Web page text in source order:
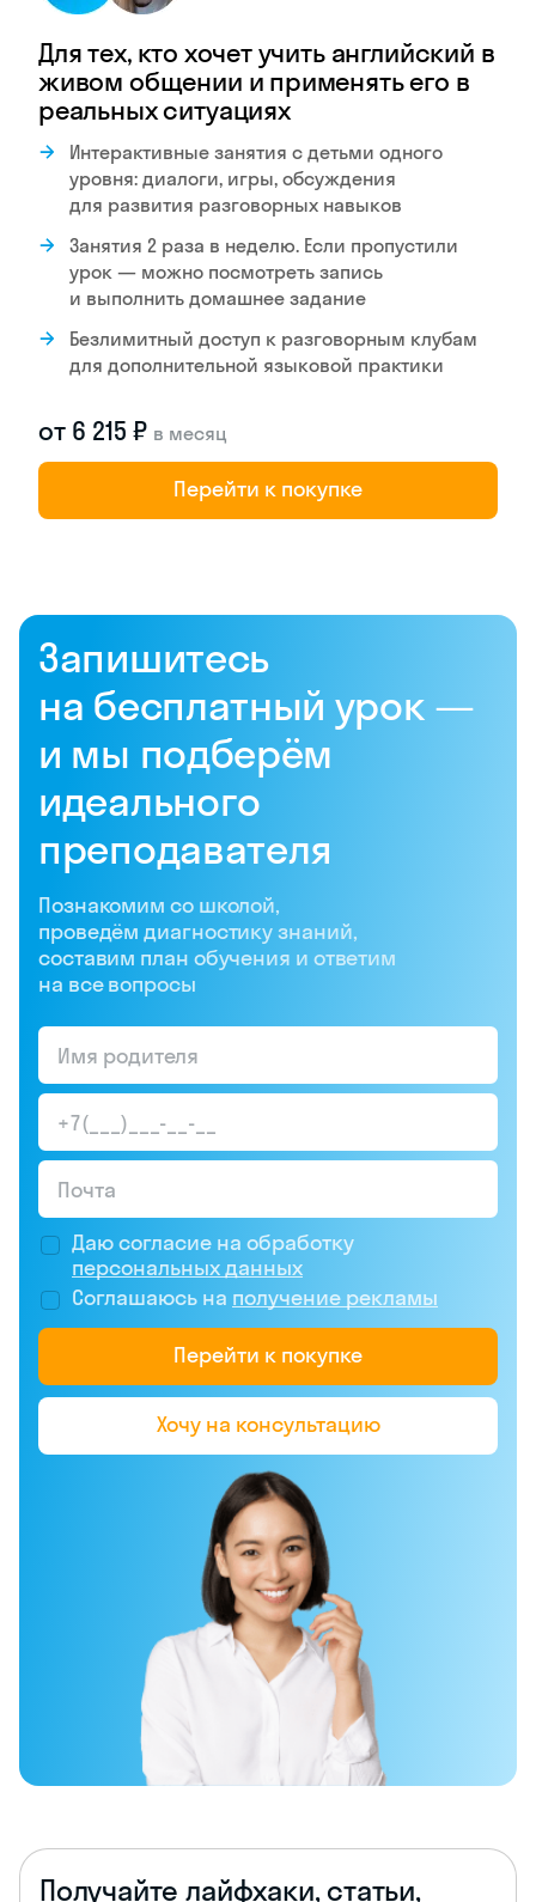
Для тех, кто хочет учить английский в
живом общении и применять его в
реальных ситуациях
Интерактивные занятия с детьми одного
уровня: диалоги, игры, обсуждения
для развития разговорных навыков
Занятия 2 раза в неделю. Если пропустили
урок — можно посмотреть запись
и выполнить домашнее задание
Безлимитный доступ к разговорным клубам
для дополнительной языковой практики
от 6 215 ₽ в месяц
Перейти к покупке
Запишитесь
на бесплатный урок —
и мы подберём
идеального
преподавателя
Познакомим со школой,
проведём диагностику знаний,
составим план обучения и ответим
на все вопросы
Даю согласие на обработку
персональных данных
Соглашаюсь на получение рекламы
Перейти к покупке
Хочу на консультацию
Получайте лайфхаки, статьи,